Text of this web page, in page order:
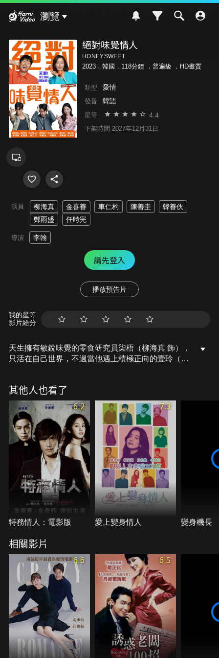
瀏覽
絕對味覺情人
HONEYSWEET
2023．韓國．118分鐘 ． 普遍級 ．HD畫質
類型 愛情
發音 韓語
星等 4.4
下架時間 2027年12月31日
演員 柳海真 金喜善 車仁杓 陳善圭
韓善伙
鄭雨盛
任時完
導演 李翰
請先登入
播放預告片
我的星等
影片給分
天生擁有敏銳味覺的零食研究員柒梧（柳海真 飾），
只活在自己世界，不過當他遇上積極正向的壹玲（金
長炳勳（陳善圭 飾）、失控且過度投入的恩淑（韓善
伙 飾）徹底踏進柒梧的人生，讓柒梧原本一成不變的
平凡生活，開始天翻地覆……
其他人也看了
6.2
特務情人：電影版
7.3
愛上變身情人 變身機長
相關影片
6.6 6.5